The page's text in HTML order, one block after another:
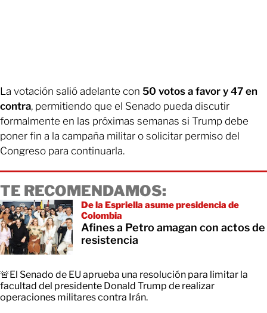
La votación salió adelante con 50 votos a favor y 47 en
contra, permitiendo que el Senado pueda discutir
formalmente en las próximas semanas si Trump debe
poner fin a la campaña militar o solicitar permiso del
Congreso para continuarla.
TE RECOMENDAMOS:
De la Espriella asume presidencia de
Colombia
Afines a Petro amagan con actos de
resistencia
🚨El Senado de EU aprueba una resolución para limitar la
facultad del presidente Donald Trump de realizar
operaciones militares contra Irán.